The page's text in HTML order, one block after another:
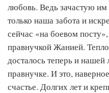
любовь. Ведь зачастую
только наша забота и
сейчас «на боевом
правнучкой Жанией.
досталось теперь и
правнучке. И это,
счастье. Долгих лет и